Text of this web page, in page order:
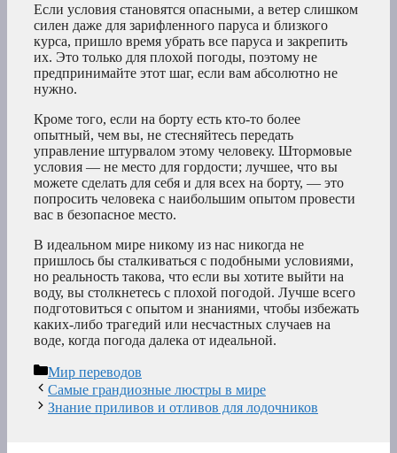
Если условия становятся опасными, а ветер слишком
силен даже для зарифленного паруса и близкого
курса, пришло время убрать все паруса и закрепить
их. Это только для плохой погоды, поэтому не
предпринимайте этот шаг, если вам абсолютно не
нужно.
Кроме того, если на борту есть кто-то более
опытный, чем вы, не стесняйтесь передать
управление штурвалом этому человеку. Штормовые
условия — не место для гордости; лучшее, что вы
можете сделать для себя и для всех на борту, — это
попросить человека с наибольшим опытом провести
вас в безопасное место.
В идеальном мире никому из нас никогда не
пришлось бы сталкиваться с подобными условиями,
но реальность такова, что если вы хотите выйти на
воду, вы столкнетесь с плохой погодой. Лучше всего
подготовиться с опытом и знаниями, чтобы избежать
каких-либо трагедий или несчастных случаев на
воде, когда погода далека от идеальной.
Рубрики
Мир переводов
Самые грандиозные люстры в мире
Знание приливов и отливов для лодочников